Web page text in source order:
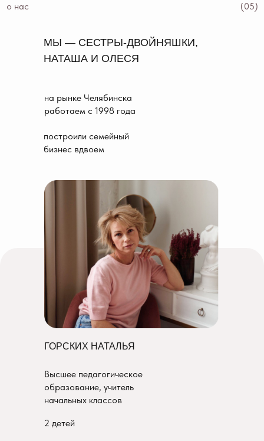
(05)
МЫ — СЕСТРЫ-ДВОЙНЯШКИ,
НАТАША И ОЛЕСЯ
о нас
2 детей
ГОРСКИХ НАТАЛЬЯ
построили семейный
бизнес вдвоем
Высшее педагогическое
образование, учитель
начальных классов
на рынке Челябинска
работаем с 1998 года